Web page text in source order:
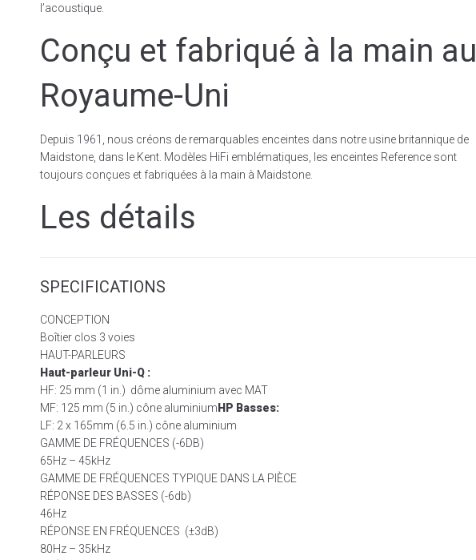
l’acoustique.
Conçu et fabriqué à la main au
Royaume-Uni
Depuis 1961, nous créons de remarquables enceintes dans notre usine britannique de
Maidstone, dans le Kent. Modèles HiFi emblématiques, les enceintes Reference sont
toujours conçues et fabriquées à la main à Maidstone.
Les détails
SPECIFICATIONS
CONCEPTION
Boîtier clos 3 voies
HAUT-PARLEURS
Haut-parleur Uni-Q :
HF: 25 mm (1 in.) dôme aluminium avec MAT
MF: 125 mm (5 in.) cône aluminiumHP Basses:
LF: 2 x 165mm (6.5 in.) cône aluminium
GAMME DE FRÉQUENCES (-6DB)
65Hz – 45kHz
GAMME DE FRÉQUENCES TYPIQUE DANS LA PIÈCE
RÉPONSE DES BASSES (-6db)
46Hz
RÉPONSE EN FRÉQUENCES (±3dB)
80Hz – 35kHz